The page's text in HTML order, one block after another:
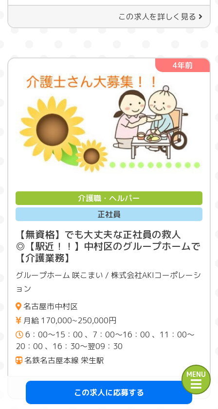
MENU
この求人を詳しく見る
4年前
介護職・ヘルパー
正社員
【無資格】でも大丈夫な正社員の救人
◎【駅近！！】中村区のグループホームで
【介護業務】
グループホーム 咲こまい / 株式会社AKIコーポレーシ
ョン
名古屋市中村区
月給 170,000~250,000円
6：00～15：00 、7：00～16：00 、11：00～
20：00 、16：30～翌09：30
名鉄名古屋本線 栄生駅
この求人を詳しく見る
この求人に応募する